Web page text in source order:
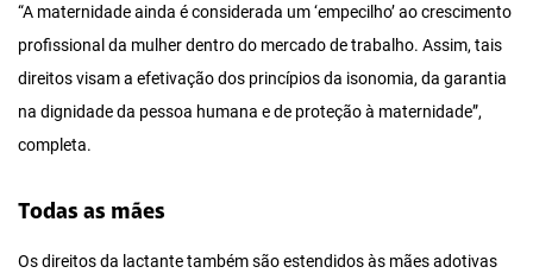
“A maternidade ainda é considerada um ‘empecilho’ ao crescimento
profissional da mulher dentro do mercado de trabalho. Assim, tais
direitos visam a efetivação dos princípios da isonomia, da garantia
na dignidade da pessoa humana e de proteção à maternidade”,
completa.
Todas as mães
Os direitos da lactante também são estendidos às mães adotivas